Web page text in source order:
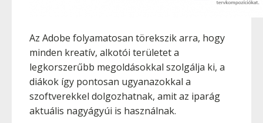
Az Adobe folyamatosan törekszik arra, hogy
minden kreatív, alkotói területet a
legkorszerűbb megoldásokkal szolgálja ki, a
diákok így pontosan ugyanazokkal a
szoftverekkel dolgozhatnak, amit az iparág
aktuális nagyágyúi is használnak.